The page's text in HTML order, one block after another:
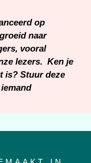
op
naar
vooral
lezers. Ken je
is? Stuur deze